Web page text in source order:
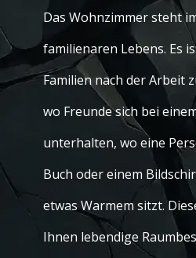
Das Wohnzimmer steht
familienaren Lebens. Es
Familien nach der Arbeit
wo Freunde sich bei
unterhalten, wo eine
Buch oder einem
etwas Warmem sitzt.
Ihnen lebendige